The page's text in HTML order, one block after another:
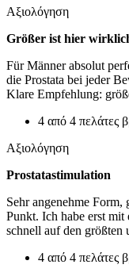
Αξιολόγηση
Größer ist hier
Für Männer absolut
die Prostata bei jeder
Klare Empfehlung:
4 από 4 πελάτες
Αξιολόγηση
Prostatastimulation
Sehr angenehme
Punkt. Ich habe erst mit
schnell auf den größten
4 από 4 πελάτες